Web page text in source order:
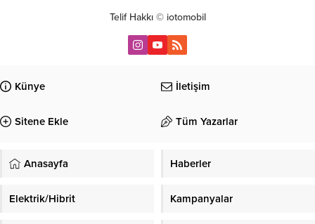
Telif Hakkı © iotomobil
Künye İletişim
Sitene Ekle Tüm Yazarlar
Anasayfa Haberler
Elektrik/Hibrit Kampanyalar